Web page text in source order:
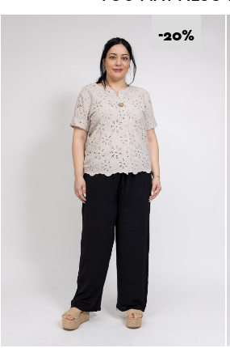
-20%
Κάνε εγγραφή στο
ξεκλείδωσε τον
Έχω διαβάσει και αποδέχομαι
Εγγραφή